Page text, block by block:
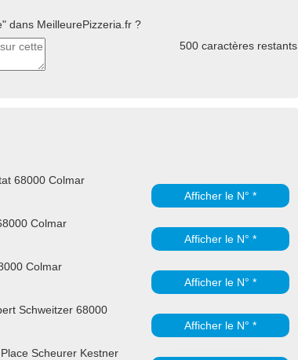
dans MeilleurePizzeria.fr ?
500 caractères restants
68000 Colmar
Afficher le N° *
Colmar
Afficher le N° *
Colmar
Afficher le N° *
Schweitzer 68000
Afficher le N° *
Scheurer Kestner